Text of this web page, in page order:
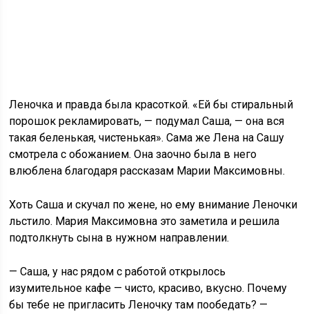
Леночка и правда была красоткой. «Ей бы стиральный
порошок рекламировать, — подумал Саша, — она вся
такая беленькая, чистенькая». Сама же Лена на Сашу
смотрела с обожанием. Она заочно была в него
влюблена благодаря рассказам Марии Максимовны.
Хоть Саша и скучал по жене, но ему внимание Леночки
льстило. Мария Максимовна это заметила и решила
подтолкнуть сына в нужном направлении.
— Саша, у нас рядом с работой открылось
изумительное кафе — чисто, красиво, вкусно. Почему
бы тебе не пригласить Леночку там пообедать? —